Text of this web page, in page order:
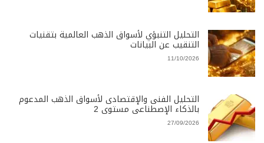
التحليل التنبؤي لأسواق الذهب العالمية بتقنيات
التنقيب عن البيانات
11/10/2026
التحليل الفنى والإقتصادى لأسواق الذهب المدعوم
بالذكاء الإصطناعى مستوى 2
27/09/2026